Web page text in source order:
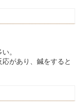
。
があり、鍼をすると